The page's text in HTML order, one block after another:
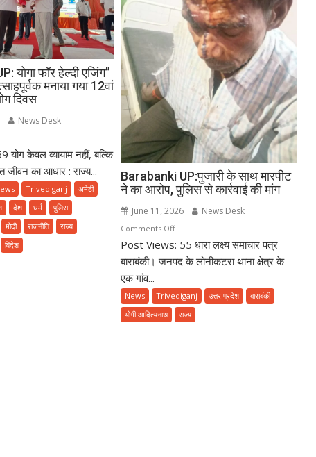
योगा फॉर हेल्दी एजिंग”
मनाया गया 12वां
दिवस
News Desk
केवल व्यायाम नहीं, बल्कि
का आधार : राज्य...
Trivediganj
अमेठी
देश धर्म
पुलिस
मोदी राजनीति
राज्य
विदेश
Barabanki UP:पुजारी के साथ मारपीट
ने का आरोप, पुलिस से कार्रवाई की मांग
June 11, 2026 News Desk
Comments Offon
Barabanki
UP:पुजारी
साथ
मारपीट
ने
Post Views: 55 धारा लक्ष्य समाचार पत्र
बाराबंकी। जनपद के लोनीकटरा थाना क्षेत्र के
एक गांव...
News Trivediganj उत्तर प्रदेश
बाराबंकी
योगी आदित्यनाथ
राज्य